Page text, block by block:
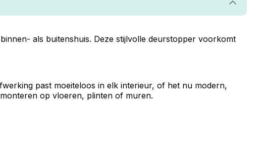
als buitenshuis. Deze stijlvolle deurstopper voorkomt
past moeiteloos in elk interieur, of het nu modern,
op vloeren, plinten of muren.